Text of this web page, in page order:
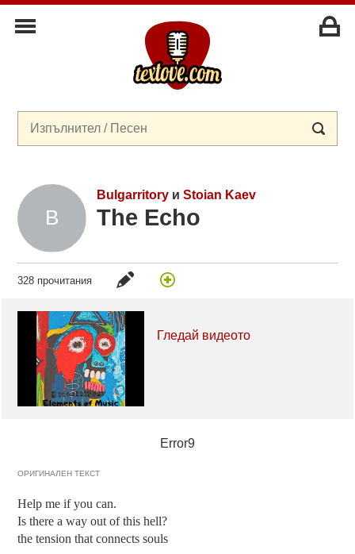
Bulgarritoryи Stoian Kaev
The Echo
328 прочитания
Гледай видеото
Error9
ОРИГИНАЛЕН ТЕКСТ
Help me if you can.
Is there a way out of this hell?
the tension that connects souls